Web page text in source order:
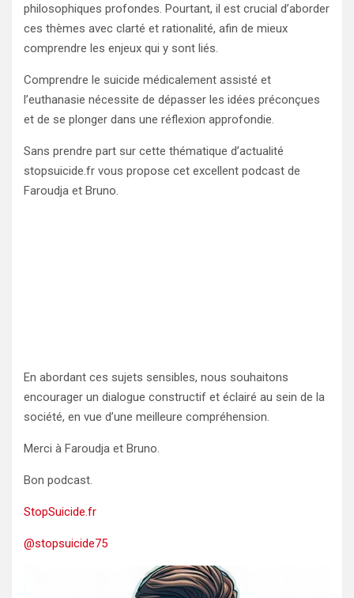
philosophiques profondes. Pourtant, il est crucial d’aborder
ces thèmes avec clarté et rationalité, afin de mieux
comprendre les enjeux qui y sont liés.
Comprendre le suicide médicalement assisté et
l’euthanasie nécessite de dépasser les idées préconçues
et de se plonger dans une réflexion approfondie.
Sans prendre part sur cette thématique d’actualité
stopsuicide.fr vous propose cet excellent podcast de
Faroudja et Bruno.
En abordant ces sujets sensibles, nous souhaitons
encourager un dialogue constructif et éclairé au sein de la
société, en vue d’une meilleure compréhension.
Merci à Faroudja et Bruno.
Bon podcast.
StopSuicide.fr
@stopsuicide75